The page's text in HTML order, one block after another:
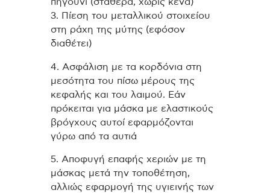
3. Πίεση του μεταλλικού στοιχείου
στη ράχη της μύτης (εφόσον
διαθέτει)
4. Ασφάλιση με τα κορδόνια στη
μεσότητα του πίσω μέρους της
κεφαλής και του λαιμού. Εάν
πρόκειται για μάσκα με ελαστικούς
βρόγχους αυτοί εφαρμόζονται
γύρω από τα αυτιά
5. Αποφυγή επαφής χεριών με τη
μάσκας μετά την τοποθέτηση,
αλλιώς εφαρμογή της υγιεινής των